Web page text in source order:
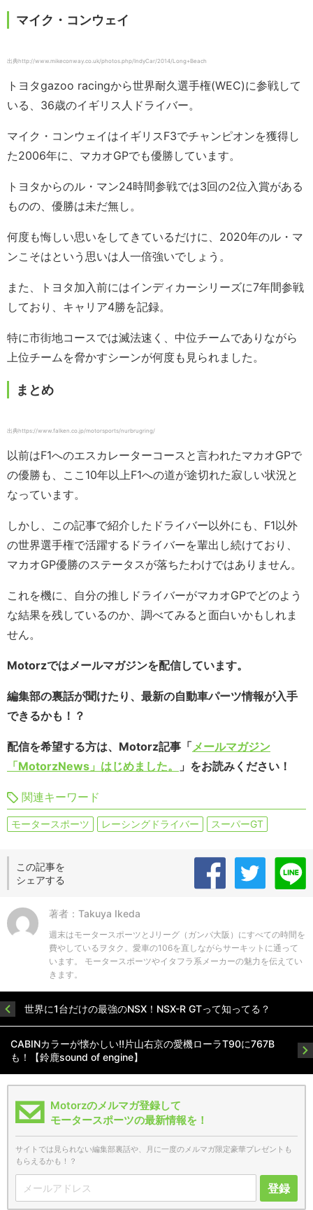
マイク・コンウェイ
出典http://www.mikeconway.co.uk/photos.php/IndyCar/2014/Long+Beach
トヨタgazoo racingから世界耐久選手権(WEC)に参戦して
いる、36歳のイギリス人ドライバー。
マイク・コンウェイはイギリスF3でチャンピオンを獲得し
た2006年に、マカオGPでも優勝しています。
トヨタからのル・マン24時間参戦では3回の2位入賞がある
ものの、優勝は未だ無し。
何度も悔しい思いをしてきているだけに、2020年のル・マ
ンこそはという思いは人一倍強いでしょう。
また、トヨタ加入前にはインディカーシリーズに7年間参戦
しており、キャリア4勝を記録。
特に市街地コースでは滅法速く、中位チームでありながら
上位チームを脅かすシーンが何度も見られました。
まとめ
出典https://www.falken.co.jp/motorsports/nurbrugring/
以前はF1へのエスカレーターコースと言われたマカオGPで
の優勝も、ここ10年以上F1への道が途切れた寂しい状況と
なっています。
しかし、この記事で紹介したドライバー以外にも、F1以外
の世界選手権で活躍するドライバーを輩出し続けており、
マカオGP優勝のステータスが落ちたわけではありません。
これを機に、自分の推しドライバーがマカオGPでどのよう
な結果を残しているのか、調べてみると面白いかもしれま
せん。
Motorzではメールマガジンを配信しています。
編集部の裏話が聞けたり、最新の自動車パーツ情報が入手
できるかも！？
配信を希望する方は、Motorz記事「メールマガジン
「MotorzNews」はじめました。
」をお読みください！
関連キーワード
モータースポーツ レーシングドライバー スーパーGT
この記事を
シェアする
著者：Takuya Ikeda
週末はモータースポーツとJリーグ（ガンバ大阪）にすべての時間を
費やしているヲタク。愛車の106を直しながらサーキットに通って
います。 モータースポーツやイタフラ系メーカーの魅力を伝えてい
きます。
世界に1台だけの最強のNSX！NSX-R GTって知ってる？
CABINカラーが懐かしい!!片山右京の愛機ローラT90に767B
も！【鈴鹿sound of engine】
Motorzのメルマガ登録して
モータースポーツの最新情報を！
サイトでは見られない編集部裏話や、月に一度のメルマガ限定豪華プレゼントも
もらえるかも！？
登録